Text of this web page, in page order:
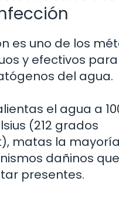
es uno de los
y efectivos para
del agua.
el agua a
(212 grados
matas la
dañinos que
presentes.